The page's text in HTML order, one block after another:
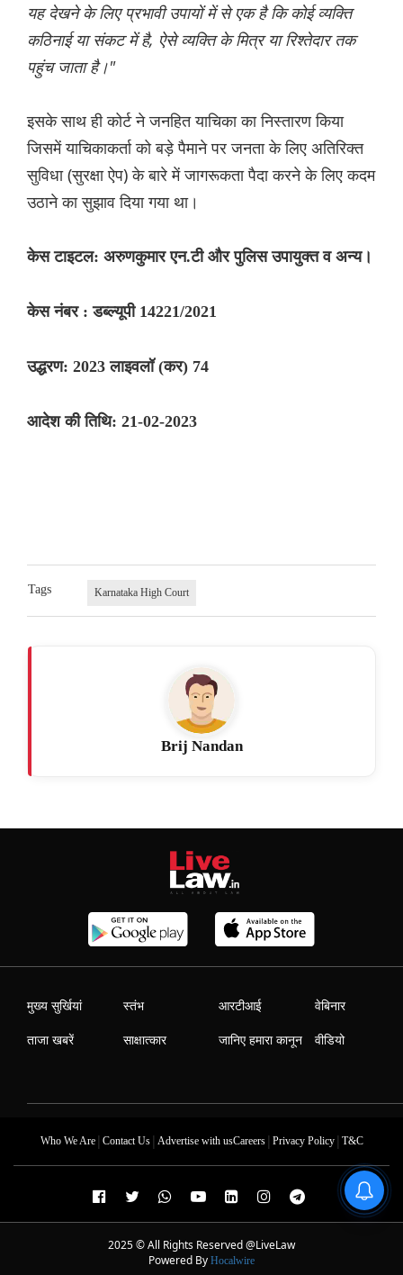
यह देखने के लिए प्रभावी उपायों में से एक है कि कोई व्यक्ति
कठिनाई या संकट में है, ऐसे व्यक्ति के मित्र या रिश्तेदार तक
पहुंच जाता है।"
इसके साथ ही कोर्ट ने जनहित याचिका का निस्तारण किया
जिसमें याचिकाकर्ता को बड़े पैमाने पर जनता के लिए अतिरिक्त
सुविधा (सुरक्षा ऐप) के बारे में जागरूकता पैदा करने के लिए कदम
उठाने का सुझाव दिया गया था।
केस टाइटल: अरुणकुमार एन.टी और पुलिस उपायुक्त व अन्य।
केस नंबर : डब्ल्यूपी 14221/2021
उद्धरण: 2023 लाइवलॉ (कर) 74
आदेश की तिथि: 21-02-2023
Tags Karnataka High Court
Brij Nandan
मुख्य सुर्खियां
ताजा खबरें
स्तंभ
साक्षात्कार
आरटीआई
जानिए हमारा कानून
वेबिनार
वीडियो
Who We Are| Contact Us| Advertise with usCareers| Privacy Policy| T&C
2025 © All Rights Reserved @LiveLaw
Powered By Hocalwire